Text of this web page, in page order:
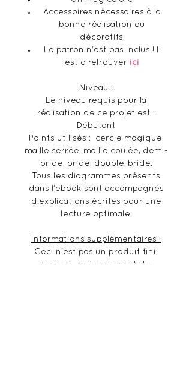
Accessoires nécessaires à la
bonne réalisation ou
décoratifs.
Le patron n'est pas inclus ! Il
est à retrouver ici
Niveau :
Le niveau requis pour la
réalisation de ce projet est :
Débutant
Points utilisés : cercle magique,
maille serrée, maille coulée, demi-
bride, bride, double-bride.
Tous les diagrammes présents
dans l'ebook sont accompagnés
d'explications écrites pour une
lecture optimale.
Informations supplémentaires :
Ceci n'est pas un produit fini,
mais un kit permettant de